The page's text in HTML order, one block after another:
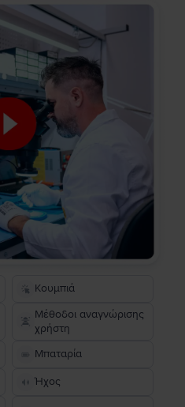
Κουμπιά
Μέθοδοι αναγνώρισης
χρήστη
Μπαταρία
Ήχος